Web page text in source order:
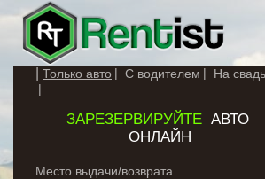
Только авто С водителем На
ЗАРЕЗЕРВИРУЙТЕАВТО
ОНЛАЙН
Место выдачи/возврата